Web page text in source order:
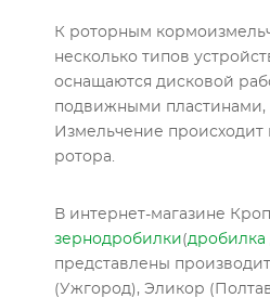
К роторным
несколько типов
оснащаются дисковой
подвижными пластинами,
Измельчение
ротора.
В интернет-магазине
зернодробилки(дробилка
представлены
(Ужгород), Эликор